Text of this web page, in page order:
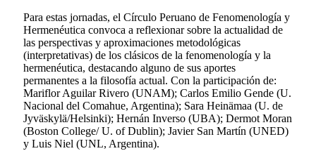
Para estas jornadas, el Círculo Peruano de Fenomenología y
Hermenéutica convoca a reflexionar sobre la actualidad de
las perspectivas y aproximaciones metodológicas
(interpretativas) de los clásicos de la fenomenología y la
hermenéutica, destacando alguno de sus aportes
permanentes a la filosofía actual. Con la participación de:
Mariflor Aguilar Rivero (UNAM); Carlos Emilio Gende (U.
Nacional del Comahue, Argentina); Sara Heinämaa (U. de
Jyväskylä/Helsinki); Hernán Inverso (UBA); Dermot Moran
(Boston College/ U. of Dublin); Javier San Martín (UNED)
y Luis Niel (UNL, Argentina).